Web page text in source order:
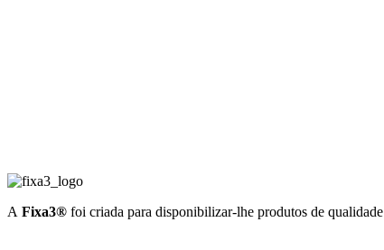
A Fixa3® foi criada para disponibilizar-lhe produtos de